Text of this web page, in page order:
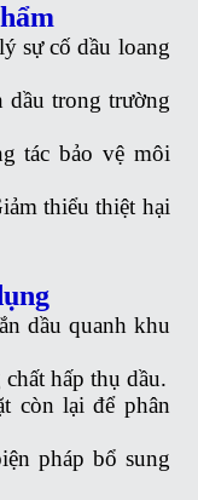
sự cố dầu loang
dầu trong trường
tác bảo vệ môi
thiểu thiệt hại
dầu quanh khu
hấp thụ dầu.
còn lại để phân
pháp bổ sung